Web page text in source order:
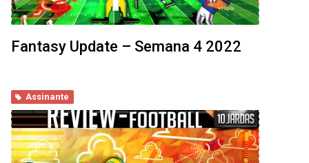
Fantasy Update – Semana 4 2022
Assinante